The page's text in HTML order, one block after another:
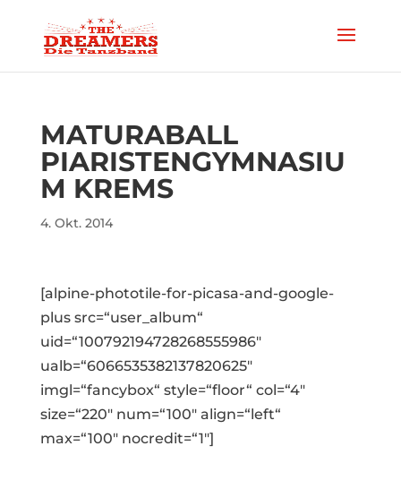
MATURABALL
PIARISTENGYMNASIU
M KREMS
4. Okt. 2014
[alpine-phototile-for-picasa-and-google-
plus src=“user_album“
uid=“100792194728268555986″
ualb=“6066535382137820625″
imgl=“fancybox“ style=“floor“ col=“4″
size=“220″ num=“100″ align=“left“
max=“100″ nocredit=“1″]